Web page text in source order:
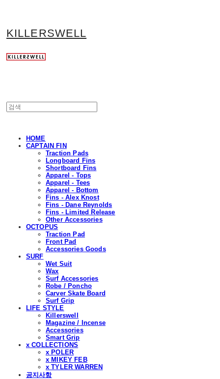
KILLERSWELL
HOME
CAPTAIN FIN
Traction Pads
Longboard Fins
Shortboard Fins
Apparel - Tops
Apparel - Tees
Apparel - Bottom
Fins - Alex Knost
Fins - Dane Reynolds
Fins - Limited Release
Other Accessories
OCTOPUS
Traction Pad
Front Pad
Accessories Goods
SURF
Wet Suit
Wax
Surf Accessories
Robe / Poncho
Carver Skate Board
Surf Grip
LIFE STYLE
Killerswell
Magazine / Incense
Accessories
Smart Grip
x COLLECTIONS
x POLER
x MIKEY FEB
x TYLER WARREN
공지사항